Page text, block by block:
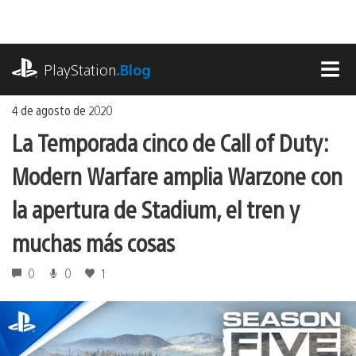
contenido
PlayStation.Blog
4 de agosto de 2020
La Temporada cinco de Call of Duty:
Modern Warfare amplia Warzone con
la apertura de Stadium, el tren y
muchas más cosas
0 0 1